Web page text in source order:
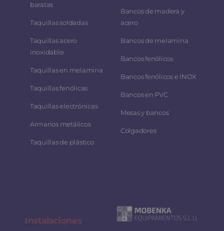
baratas
Taquillas soldadas
Taquillas acero
inoxidable
Taquillas en melamina
Taquillas fenólicas
Taquillas electrónicas
Armarios metálicos
Taquillas de plástico
Bancos de madera y
acero
Bancos de melamina
Bancos fenólicos
Bancos fenólicos e INOX
Bancos en PVC
Mesas y bancos
Colgadores
Instalaciones